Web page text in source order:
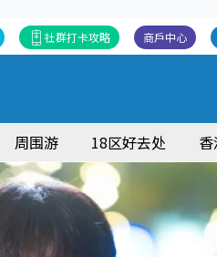
商戶中心
社群打卡攻略
周围游 18区好去处